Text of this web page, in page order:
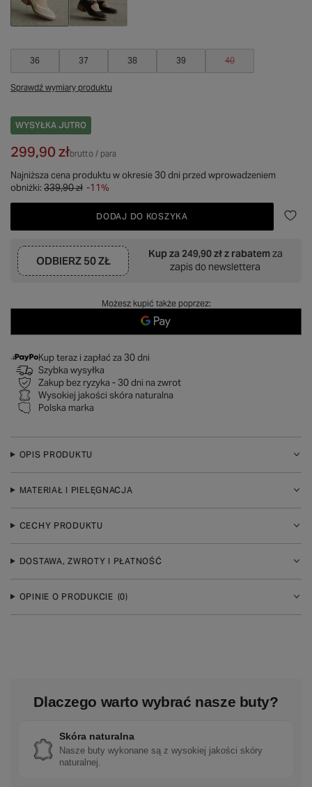
36 37 38 39 40
Sprawdź wymiary produktu
WYSYŁKA JUTRO
299,90 złbrutto/ para
Najniższa cena produktu w okresie 30 dni przed wprowadzeniem
obniżki: 339,90 zł -11%
DODAJ DO KOSZYKA
ODBIERZ 50 ZŁ
Kup za 249,90 złz rabatem za
zapis do newslettera
Możesz kupić także poprzez:
Kup teraz i zapłać za 30 dni
Szybka wysyłka
Zakup bez ryzyka - 30 dni na zwrot
Wysokiej jakości skóra naturalna
Polska marka
OPIS PRODUKTU
MATERIAŁ I PIELĘGNACJA
CECHY PRODUKTU
DOSTAWA, ZWROTY I PŁATNOŚĆ
OPINIE O PRODUKCIE (0)
Dlaczego warto wybrać nasze buty?
Skóra naturalna
Nasze buty wykonane są z wysokiej jakości skóry
naturalnej.